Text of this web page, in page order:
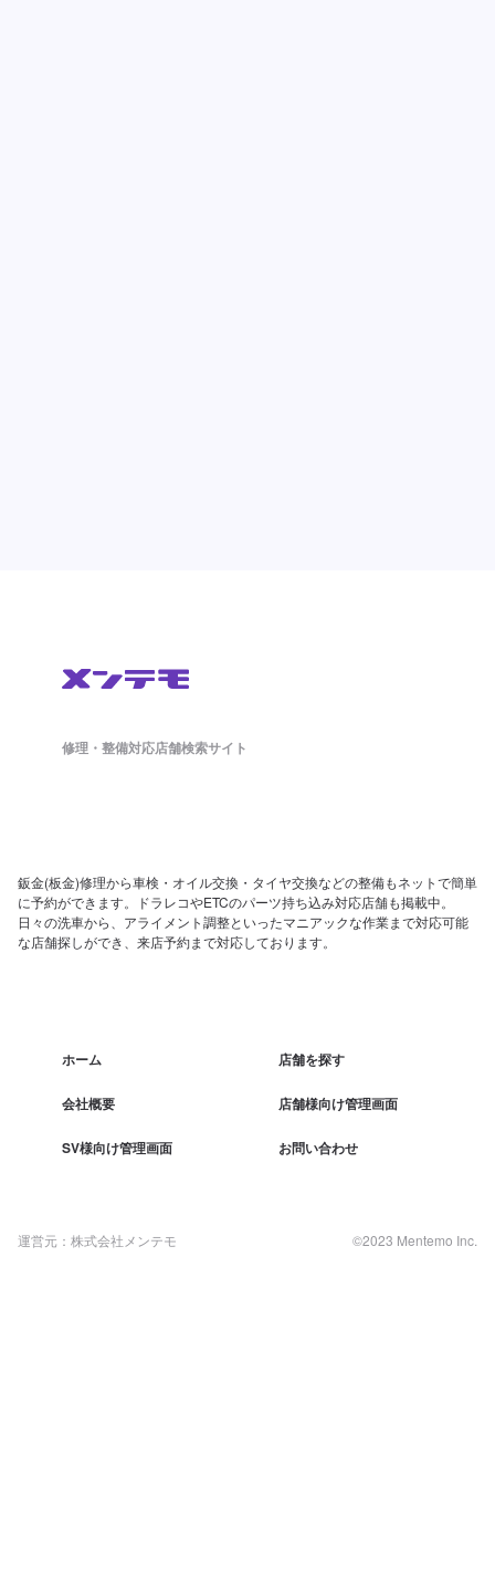
修理・整備対応店舗検索サイト
鈑金(板金)修理から車検・オイル交換・タイヤ交換などの整備もネットで簡単
に予約ができます。ドラレコやETCのパーツ持ち込み対応店舗も掲載中。
日々の洗車から、アライメント調整といったマニアックな作業まで対応可能
な店舗探しができ、来店予約まで対応しております。
ホーム 店舗を探す
会社概要 店舗様向け管理画面
SV様向け管理画面 お問い合わせ
運営元：株式会社メンテモ ©2023 Mentemo Inc.